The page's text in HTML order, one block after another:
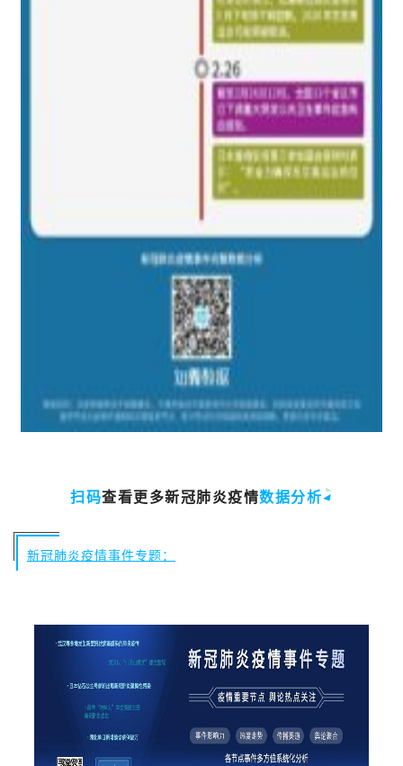
扫码查看更多新冠肺炎疫情数据分析
新冠肺炎疫情事件专题：